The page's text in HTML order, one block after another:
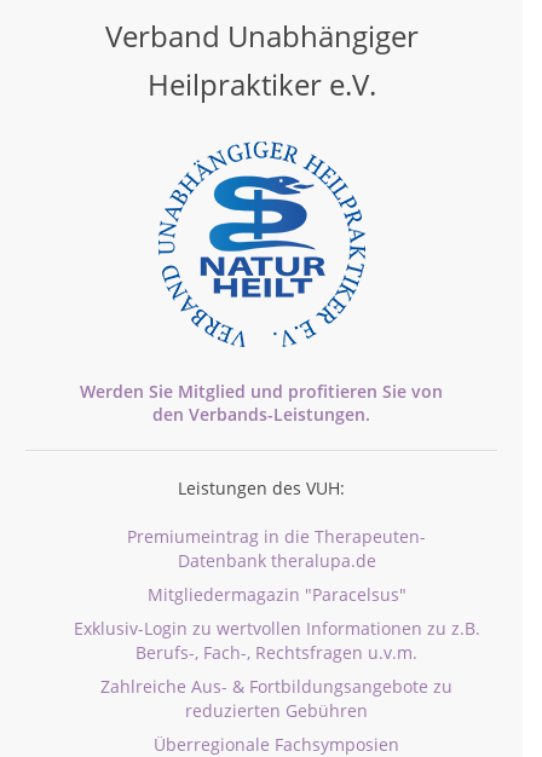
Verband Unabhängiger
Heilpraktiker e.V.
Werden Sie Mitglied und profitieren Sie von
den Verbands-Leistungen.
Leistungen des VUH:
Premiumeintrag in die Therapeuten-
Datenbank theralupa.de
Mitgliedermagazin "Paracelsus"
Exklusiv-Login zu wertvollen Informationen zu z.B.
Berufs-, Fach-, Rechtsfragen u.v.m.
Zahlreiche Aus- & Fortbildungsangebote zu
reduzierten Gebühren
Überregionale Fachsymposien